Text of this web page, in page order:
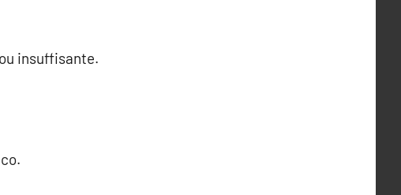
insuffisante.